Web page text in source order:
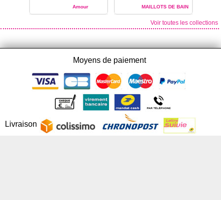
Amour MAILLOTS DE BAIN
EMPREINTE
Voir toutes les collections
Moyens de paiement
Livraison